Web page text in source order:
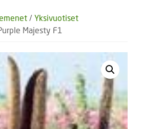
/ Yksivuotiset
Majesty F1